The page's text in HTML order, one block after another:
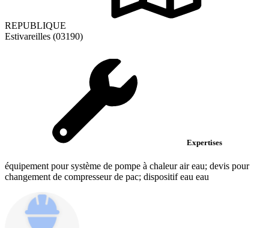
REPUBLIQUE
Estivareilles (03190)
Expertises
équipement pour système de pompe à chaleur air eau; devis pour
changement de compresseur de pac; dispositif eau eau